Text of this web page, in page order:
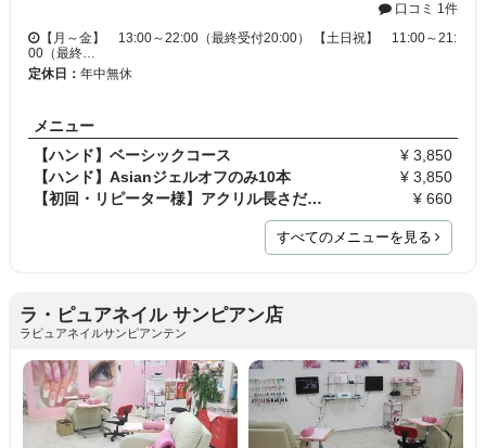
口コミ 1件
【月～金】 13:00～22:00（最終受付20:00） 【土日祝】 11:00～21:
00（最終…
定休日： 年中無休
メニュー
【ハンド】ベーシックコース
¥ 3,850
【ハンド】Asianジェルオフのみ10本
¥ 3,850
【初回・リピーター様】アクリル長さだし1本
¥ 660
すべてのメニューを見る
ラ・ピュアネイル サンピアン店
ラピュアネイルサンピアンテン